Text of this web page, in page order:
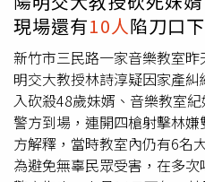
演梅西（Lionel Messi）與19
根廷力拚衛冕冠軍，西班牙則
如今阿根廷在延長賽將以少
線並尋求勝機，也成為比賽後
現場還有10人陷刀口下
新竹市三民路一家音樂教室
明交大教授林詩淳疑因家產
入砍殺48歲妹婿、音樂教室
警方到場，連開四槍射擊林
方解釋，當時教室內仍有6名
為避免無辜民眾受害，在多